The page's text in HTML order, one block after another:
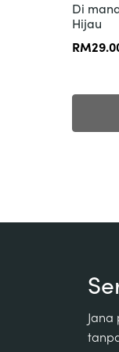
Di
Hijau
RM